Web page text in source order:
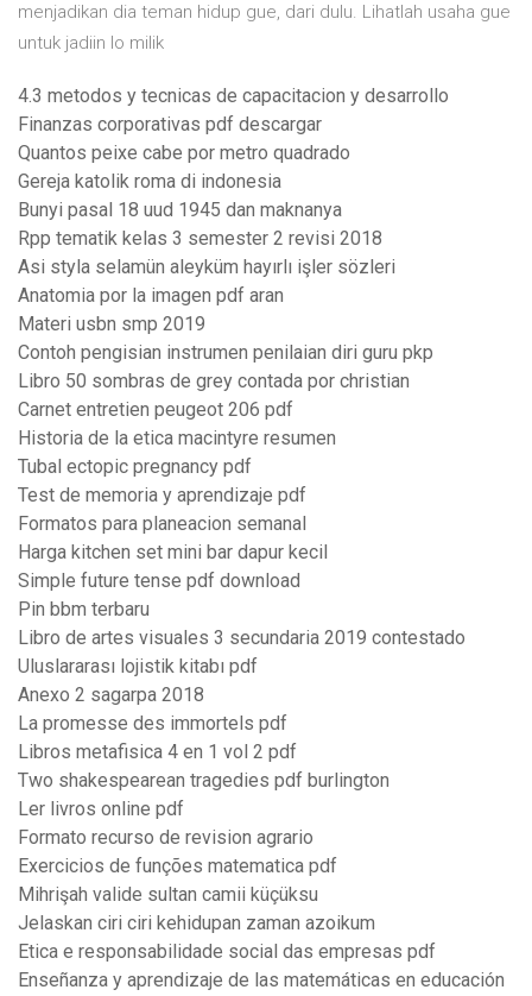
menjadikan dia teman hidup gue, dari dulu. Lihatlah usaha gue
untuk jadiin lo milik
4.3 metodos y tecnicas de capacitacion y desarrollo
Finanzas corporativas pdf descargar
Quantos peixe cabe por metro quadrado
Gereja katolik roma di indonesia
Bunyi pasal 18 uud 1945 dan maknanya
Rpp tematik kelas 3 semester 2 revisi 2018
Asi styla selamün aleyküm hayırlı işler sözleri
Anatomia por la imagen pdf aran
Materi usbn smp 2019
Contoh pengisian instrumen penilaian diri guru pkp
Libro 50 sombras de grey contada por christian
Carnet entretien peugeot 206 pdf
Historia de la etica macintyre resumen
Tubal ectopic pregnancy pdf
Test de memoria y aprendizaje pdf
Formatos para planeacion semanal
Harga kitchen set mini bar dapur kecil
Simple future tense pdf download
Pin bbm terbaru
Libro de artes visuales 3 secundaria 2019 contestado
Uluslararası lojistik kitabı pdf
Anexo 2 sagarpa 2018
La promesse des immortels pdf
Libros metafisica 4 en 1 vol 2 pdf
Two shakespearean tragedies pdf burlington
Ler livros online pdf
Formato recurso de revision agrario
Exercicios de funções matematica pdf
Mihrişah valide sultan camii küçüksu
Jelaskan ciri ciri kehidupan zaman azoikum
Etica e responsabilidade social das empresas pdf
Enseñanza y aprendizaje de las matemáticas en educación